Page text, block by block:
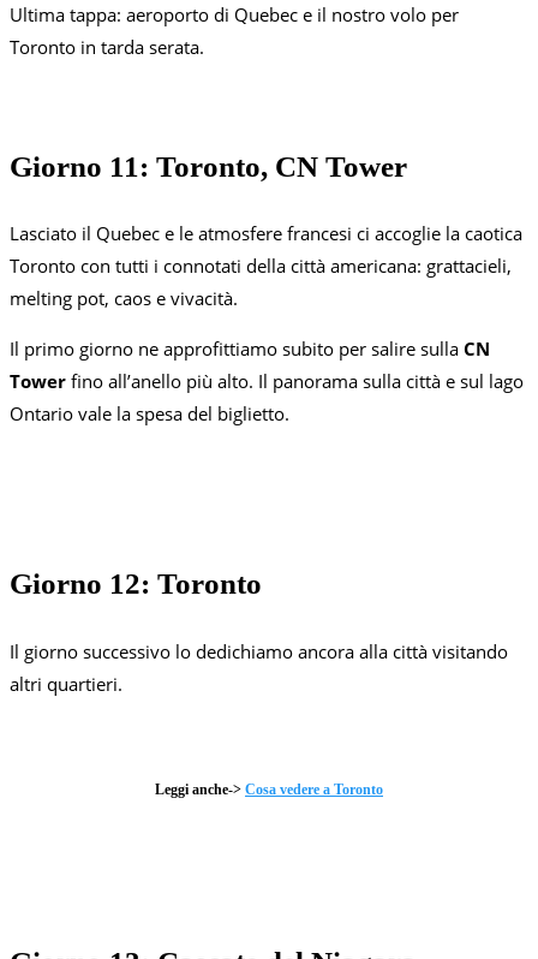
Ultima tappa: aeroporto di Quebec e il nostro volo per
Toronto in tarda serata.
Giorno 11: Toronto, CN Tower
Lasciato il Quebec e le atmosfere francesi ci accoglie la caotica
Toronto con tutti i connotati della città americana: grattacieli,
melting pot, caos e vivacità.
Il primo giorno ne approfittiamo subito per salire sulla CN
Tower fino all’anello più alto. Il panorama sulla città e sul lago
Ontario vale la spesa del biglietto.
Giorno 12: Toronto
Il giorno successivo lo dedichiamo ancora alla città visitando
altri quartieri.
Leggi anche-> Cosa vedere a Toronto